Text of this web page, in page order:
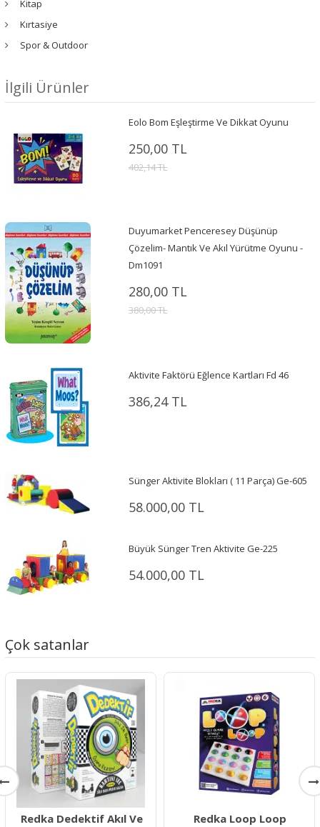
Kitap
Kırtasiye
Spor & Outdoor
İlgili Ürünler
Eolo Bom Eşleştirme Ve Dikkat Oyunu
250,00 TL
402,14 TL
Duyumarket Penceresey Düşünüp
Çözelim- Mantık Ve Akıl Yürütme Oyunu -
Dm1091
280,00 TL
380,00 TL
Aktivite Faktörü Eğlence Kartları Fd 46
386,24 TL
Sünger Aktivite Blokları ( 11 Parça) Ge-605
58.000,00 TL
Büyük Sünger Tren Aktivite Ge-225
54.000,00 TL
Çok satanlar
Redka Dedektif Akıl Ve
Redka Loop Loop